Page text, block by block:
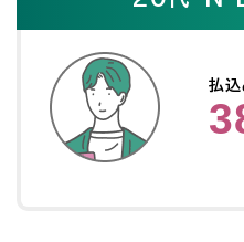
払